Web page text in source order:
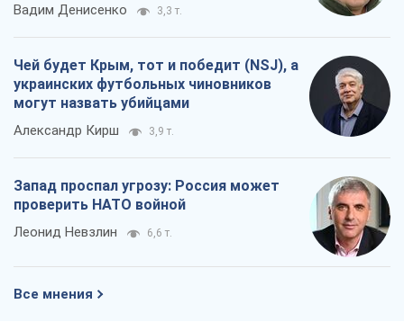
Вадим Денисенко 3,3 т.
Чей будет Крым, тот и победит (NSJ), а
украинских футбольных чиновников
могут назвать убийцами
Александр Кирш 3,9 т.
Запад проспал угрозу: Россия может
проверить НАТО войной
Леонид Невзлин 6,6 т.
Все мнения